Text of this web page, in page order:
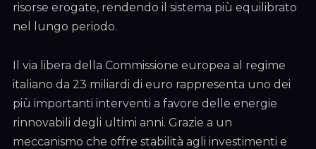
risorse erogate, rendendo il sistema più equilibrato
nel lungo periodo.
Il via libera della Commissione europea al regime
italiano da 23 miliardi di euro rappresenta uno dei
più importanti interventi a favore delle energie
rinnovabili degli ultimi anni. Grazie a un
meccanismo che offre stabilità agli investimenti e